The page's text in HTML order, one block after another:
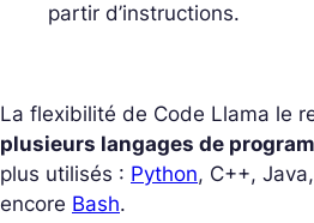
partir d’instructions.
La flexibilité de Code Llama le
plusieurs langages de
plus utilisés : Python, C++,
encore Bash.